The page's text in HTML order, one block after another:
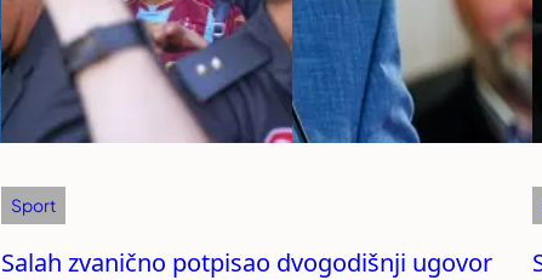
Sport
Salah zvanično potpisao dvogodišnji ugovor